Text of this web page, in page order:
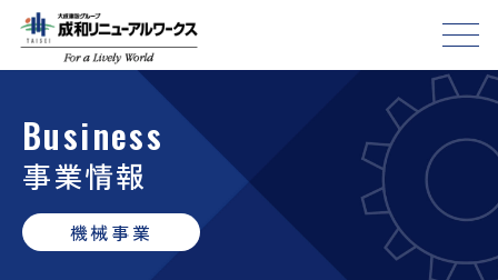
Business
事業情報
機械事業